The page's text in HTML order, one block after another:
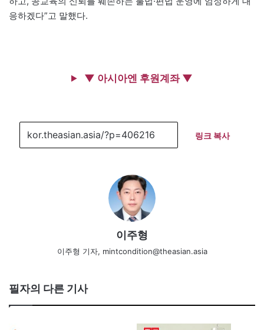
응하겠다”고 말했다.
▼ 아시아엔 후원계좌 ▼
링크 복사
이주형
이주형 기자, mintcondition@theasian.asia
필자의 다른 기사